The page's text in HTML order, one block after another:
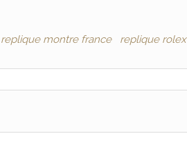
replique montre france replique rolex